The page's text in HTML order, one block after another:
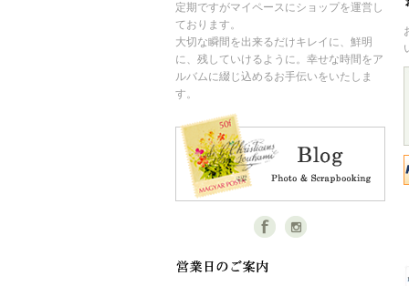
定期ですがマイペースにショップを運営し
ております。
大切な瞬間を出来るだけキレイに、鮮明
に、残していけるように。幸せな時間をア
ルバムに綴じ込めるお手伝いをいたしま
す。